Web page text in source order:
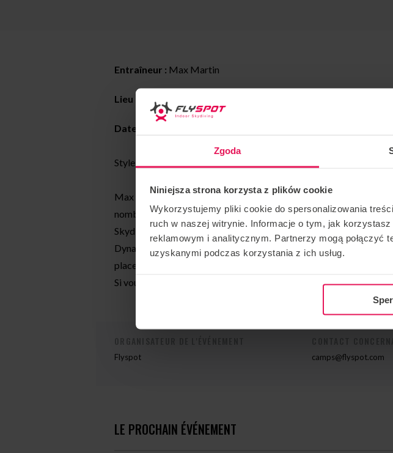
Zgoda
Niniejsza strona korzysta z plików cookie
Wykorzystujemy pliki cookie do spersonalizowania
ruch w naszej witrynie. Informacje o tym, jak
reklamowym i analitycznym. Partnerzy mogą połączyć
uzyskanymi podczas korzystania z ich usług.
Entraîneur : Max Martin
Lieu : Flyspot
Date :
Style d’entraînement : Tous les niveaux, dynamique et statique,
Max est entraîneur de tunnel et parachutiste depuis de nombreuses
nombreuses compétitions internationales, et lors des récents 2nd
Skydiving Championships en avril 2022, il a remporté la première
Dynamic 2 Way, avec son coéquipier Rafael Schwaiger du Team
place de la Coupe du monde qui s’est tenue au même moment.
Si vous souhaitez participer à ce camp, veuillez nous contacter :
Flyspot camps@flyspot.com
LE PROCHAIN ÉVÉNEMENT